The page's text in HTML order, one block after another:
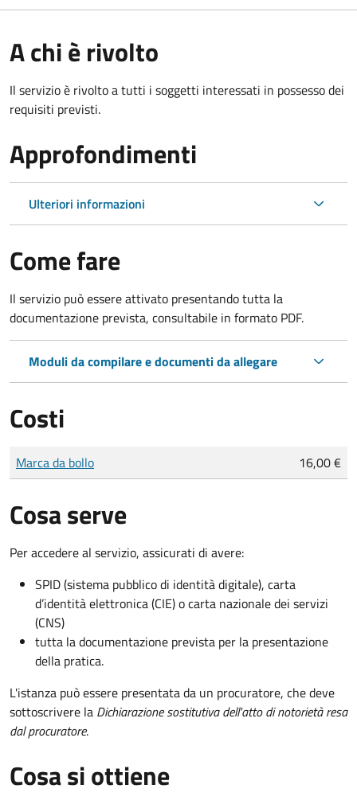
A chi è rivolto
Il servizio è rivolto a tutti i soggetti interessati in possesso dei
requisiti previsti.
Approfondimenti
Ulteriori informazioni
Come fare
Il servizio può essere attivato presentando tutta la
documentazione prevista, consultabile in formato PDF.
Moduli da compilare e documenti da allegare
Costi
Tipo di pagamento
Importo
Marca da bollo 16,00 €
Cosa serve
Per accedere al servizio, assicurati di avere:
SPID (sistema pubblico di identità digitale), carta
d’identità elettronica (CIE) o carta nazionale dei servizi
(CNS)
tutta la documentazione prevista per la presentazione
della pratica.
L'istanza può essere presentata da un procuratore, che deve
sottoscrivere la Dichiarazione sostitutiva dell'atto di notorietà resa
dal procuratore.
Cosa si ottiene